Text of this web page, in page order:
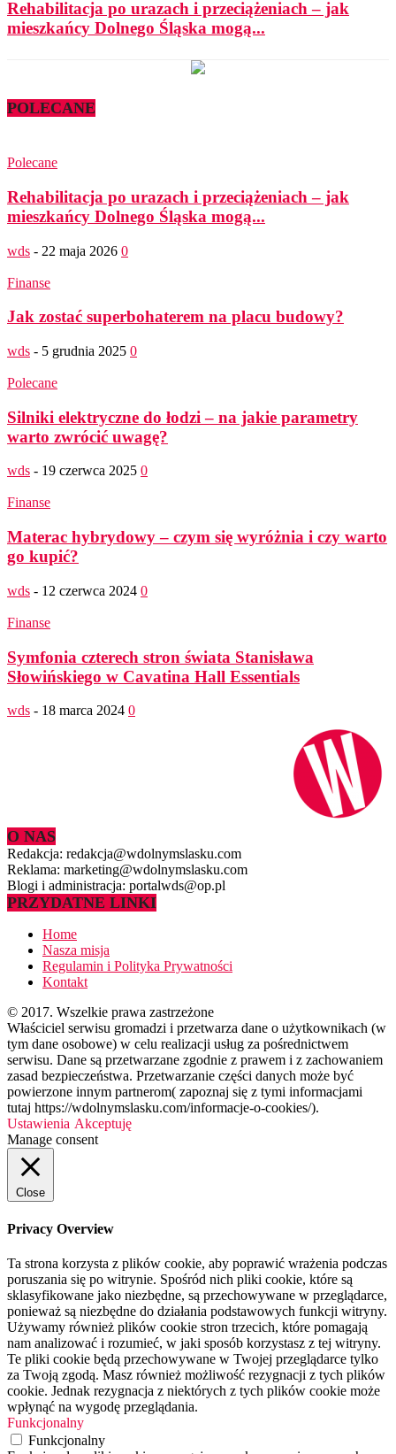
Rehabilitacja po urazach i przeciążeniach – jak
mieszkańcy Dolnego Śląska mogą...
POLECANE
Polecane
Rehabilitacja po urazach i przeciążeniach – jak
mieszkańcy Dolnego Śląska mogą...
wds - 22 maja 2026 0
Finanse
Jak zostać superbohaterem na placu budowy?
wds - 5 grudnia 2025 0
Polecane
Silniki elektryczne do łodzi – na jakie parametry
warto zwrócić uwagę?
wds - 19 czerwca 2025 0
Finanse
Materac hybrydowy – czym się wyróżnia i czy warto
go kupić?
wds - 12 czerwca 2024 0
Finanse
Symfonia czterech stron świata Stanisława
Słowińskiego w Cavatina Hall Essentials
wds - 18 marca 2024 0
O NAS
Redakcja: redakcja@wdolnymslasku.com
Reklama: marketing@wdolnymslasku.com
Blogi i administracja: portalwds@op.pl
PRZYDATNE LINKI
Home
Nasza misja
Regulamin i Polityka Prywatności
Kontakt
© 2017. Wszelkie prawa zastrzeżone
Właściciel serwisu gromadzi i przetwarza dane o użytkownikach (w
tym dane osobowe) w celu realizacji usług za pośrednictwem
serwisu. Dane są przetwarzane zgodnie z prawem i z zachowaniem
zasad bezpieczeństwa. Przetwarzanie części danych może być
powierzone innym partnerom( zapoznaj się z tymi informacjami
tutaj https://wdolnymslasku.com/informacje-o-cookies/).
Ustawienia Akceptuję
Manage consent
Close
Privacy Overview
Ta strona korzysta z plików cookie, aby poprawić wrażenia podczas
poruszania się po witrynie. Spośród nich pliki cookie, które są
sklasyfikowane jako niezbędne, są przechowywane w przeglądarce,
ponieważ są niezbędne do działania podstawowych funkcji witryny.
Używamy również plików cookie stron trzecich, które pomagają
nam analizować i rozumieć, w jaki sposób korzystasz z tej witryny.
Te pliki cookie będą przechowywane w Twojej przeglądarce tylko
za Twoją zgodą. Masz również możliwość rezygnacji z tych plików
cookie. Jednak rezygnacja z niektórych z tych plików cookie może
wpłynąć na wygodę przeglądania.
Funkcjonalny
Funkcjonalny